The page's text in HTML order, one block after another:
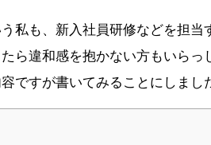
私も、新入社員研修などを担
たら違和感を抱かない方もいら
ですが書いてみることにしまし